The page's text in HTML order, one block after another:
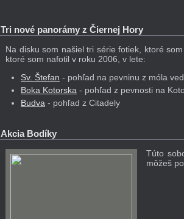
Tri nové panorámy z Čiernej Hory
Na disku som našiel tri série fotiek, ktoré
ktoré som nafotil v roku 2006, v lete:
Sv. Štefan - pohľad na pevninu z móla
Boka Kotorska - pohľad z pevnosti na
Budva - pohľad z Citadely
Akcia Bodíky
Túto
môžeš